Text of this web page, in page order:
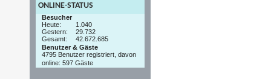
ONLINE-STATUS
Besucher
Heute:
1.040
Gestern:
29.732
Gesamt:
42.672.685
Benutzer & Gäste
4795 Benutzer registriert, davon
online: 597 Gäste